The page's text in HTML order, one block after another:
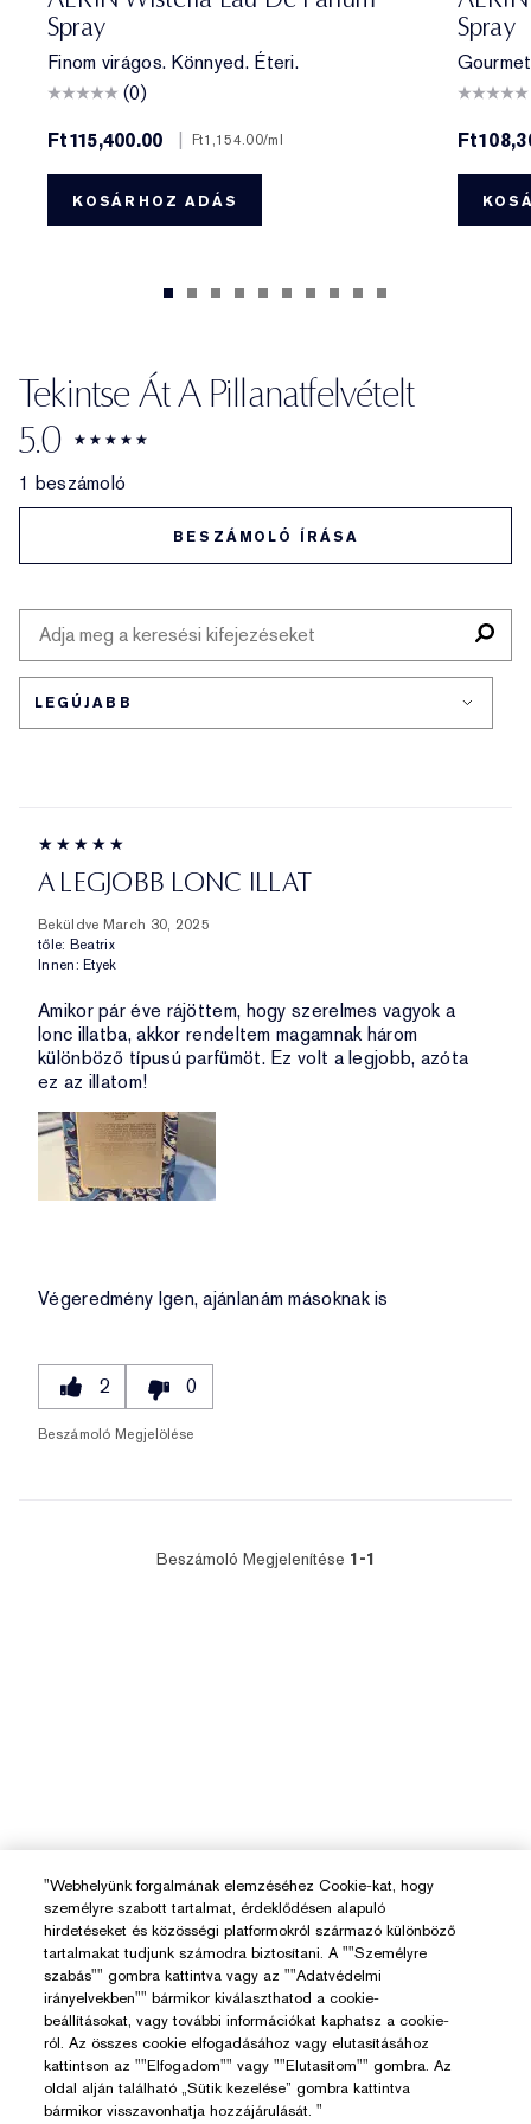
Spray
Finom virágos. Könnyed. Éteri.
(0)
Ft115,400.00
| Ft1,154.00/ml
KOSÁRHOZ ADÁS
Spray
Tekintse Át A Pillanatfelvételt
5.0
1 beszámoló
BESZÁMOLÓ ÍRÁSA
A LEGJOBB LONC ILLAT
Beküldve March 30, 2025
tőle: Beatrix
Innen: Etyek
Amikor pár éve rájöttem, hogy szerelmes vagyok a
lonc illatba, akkor rendeltem magamnak három
különböző típusú parfümöt. Ez volt a legjobb, azóta
ez az illatom!
Végeredmény Igen, ajánlanám másoknak is
2 0
Beszámoló Megjelölése
Beszámoló Megjelenítése 1-1
"Webhelyünk forgalmának elemzéséhez Cookie-kat, hogy
személyre szabott tartalmat, érdeklődésen alapuló
hirdetéseket és közösségi platformokról származó különböző
tartalmakat tudjunk számodra biztosítani. A ""Személyre
szabás"" gombra kattintva vagy az ""Adatvédelmi
irányelvekben"" bármikor kiválaszthatod a cookie-
beállításokat, vagy további információkat kaphatsz a cookie-
ról. Az összes cookie elfogadásához vagy elutasításához
kattintson az ""Elfogadom"" vagy ""Elutasítom"" gombra. Az
oldal alján található „Sütik kezelése” gombra kattintva
bármikor visszavonhatja hozzájárulását. "